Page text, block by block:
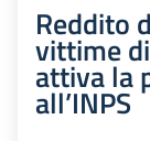
Reddito
vittime
attiva la
all’INPS